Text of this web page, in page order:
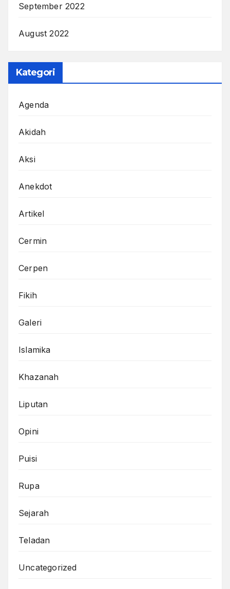
September 2022
August 2022
Kategori
Agenda
Akidah
Aksi
Anekdot
Artikel
Cermin
Cerpen
Fikih
Galeri
Islamika
Khazanah
Liputan
Opini
Puisi
Rupa
Sejarah
Teladan
Uncategorized